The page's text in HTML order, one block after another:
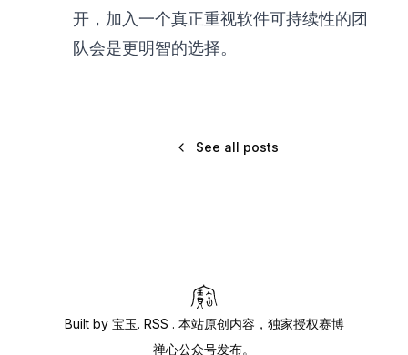
开，加入一个真正重视软件可持续性的团
队会是更明智的选择。
See all posts
Built by 宝玉. RSS . 本站原创内容，独家授权赛博
禅心公众号发布。